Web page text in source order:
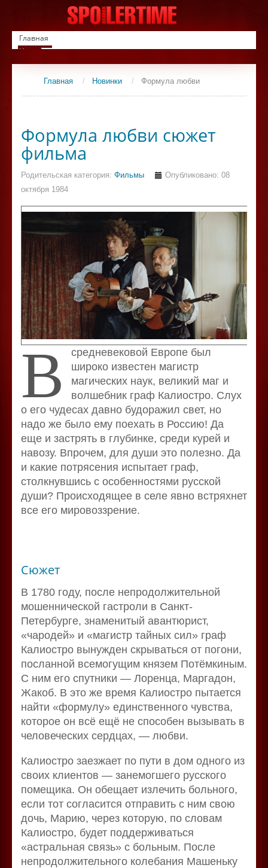
Главная
Новинки
Список фильмов
СериалыГлавная / Новинки / Формула любви
Формула любви сюжет
фильма
Родительская категория: Фильмы
Опубликовано: 08
октября 1984
В средневековой Европе был
широко известен магистр
магических наук, великий маг и
волшебник граф Калиостро. Слух
о его чудесах давно будоражил свет, но
надо же было ему поехать в Россию! Да
еще и застрять в глубинке, среди курей и
навозу. Впрочем, для души это полезно. Да
и какие потрясения испытает граф,
столкнувшись с особенностями русской
души? Происходящее в селе явно встряхнет
все его мировоззрение.
Сюжет
В 1780 году, после непродолжительной
мошеннической гастроли в Санкт-
Петербурге, знаменитый авантюрист,
«чародей» и «магистр тайных сил» граф
Калиостро вынужден скрываться от погони,
посланной всемогущим князем Потёмкиным.
С ним его спутники — Лоренца, Маргадон,
Жакоб. В это же время Калиостро пытается
найти «формулу» единственного чувства,
которое он всё ещё не способен вызывать в
человеческих сердцах, — любви.
Калиостро заезжает по пути в дом одного из
своих клиентов — занемогшего русского
помещика. Он обещает излечить больного,
если тот согласится отправить с ним свою
дочь, Марию, через которую, по словам
Калиостро, будет поддерживаться
«астральная связь» с больным. После
непродолжительного колебания Машеньку